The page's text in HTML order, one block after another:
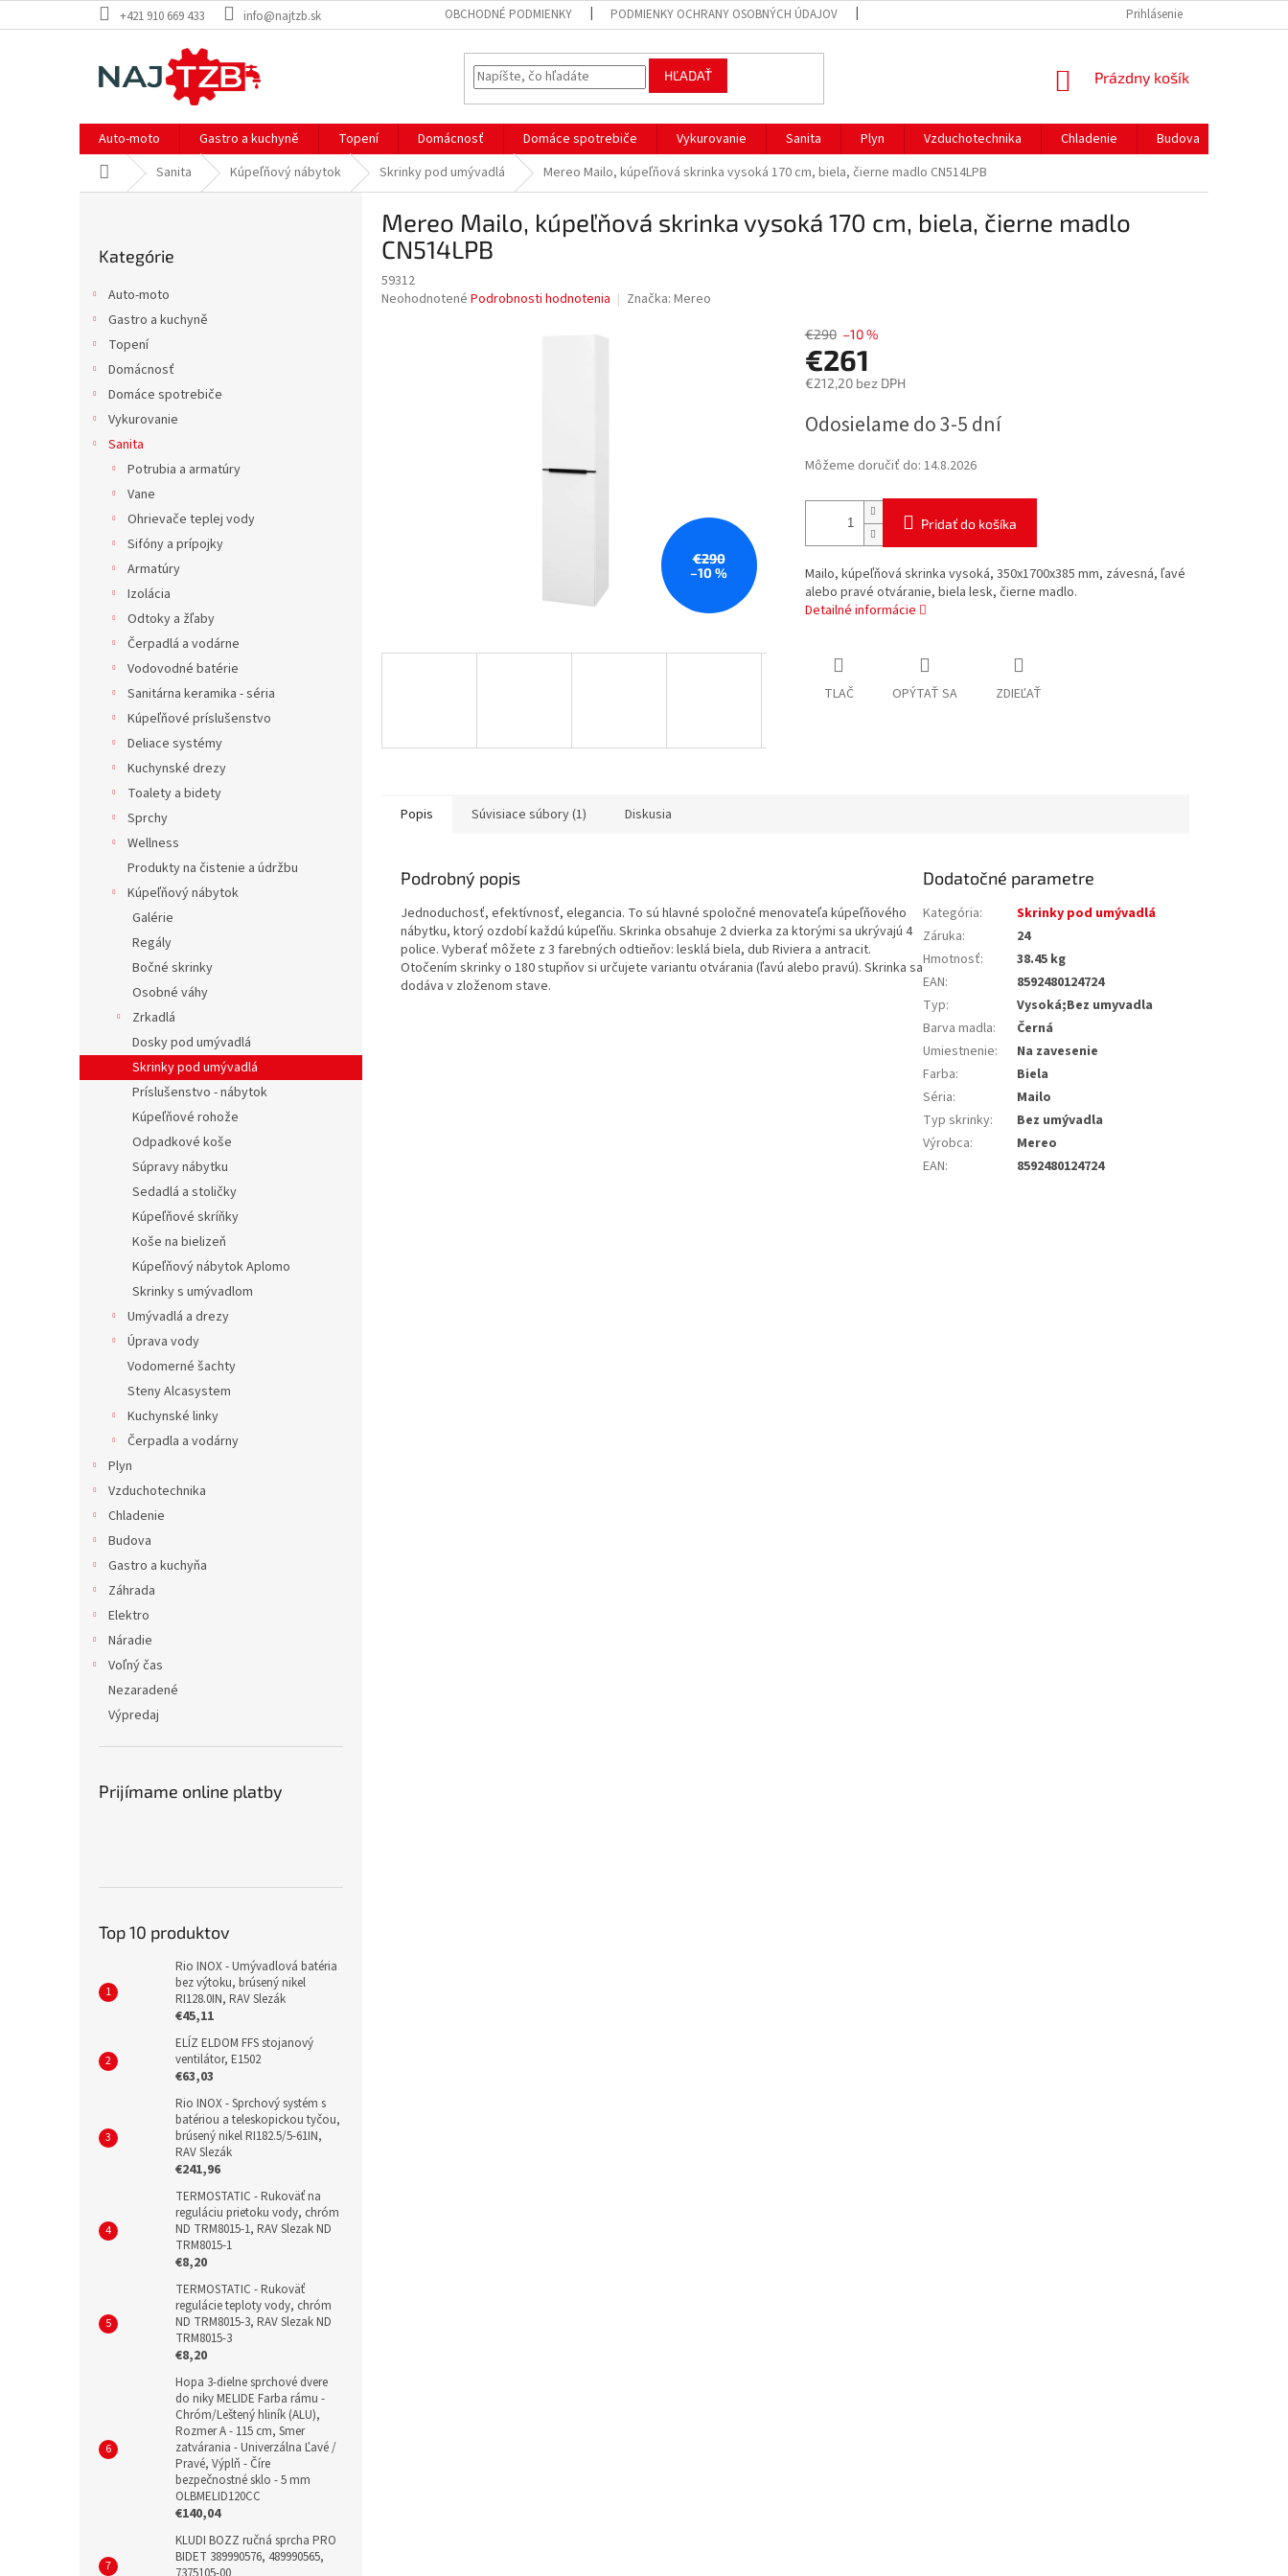
na
+421 910 669 433 info@najtzb.sk OBCHODNÉ PODMIENKY PODMIENKY OCHRANY OSOBNÝCH ÚDAJOV PREPRAVA A PLATBYPrihlásenie
HĽADAŤ
NÁKUPNÝ
Prázdny košík
Auto-moto Gastro a kuchyně Topení Domácnosť Domáce spotrebiče Vykurovanie Sanita Plyn Vzduchotechnika Chladenie Budova
DomovSanita Kúpeľňový nábytok Skrinky pod umývadlá Mereo Mailo, kúpeľňová skrinka vysoká 170 cm, biela, čierne madlo CN514LPB
kategórie
Kategórie
Auto-moto
Gastro a kuchyně
Topení
Domácnosť
Domáce spotrebiče
Vykurovanie
Sanita
Potrubia a armatúry
Vane
Ohrievače teplej vody
Sifóny a prípojky
Armatúry
Izolácia
Odtoky a žľaby
Čerpadlá a vodárne
Vodovodné batérie
Sanitárna keramika - séria
Kúpeľňové príslušenstvo
Deliace systémy
Kuchynské drezy
Toalety a bidety
Sprchy
Wellness
Produkty na čistenie a údržbu
Kúpeľňový nábytok
Galérie
Regály
Bočné skrinky
Osobné váhy
Zrkadlá
Dosky pod umývadlá
Skrinky pod umývadlá
Príslušenstvo - nábytok
Kúpeľňové rohože
Odpadkové koše
Súpravy nábytku
Sedadlá a stoličky
Kúpeľňové skríňky
Koše na bielizeň
Kúpeľňový nábytok Aplomo
Skrinky s umývadlom
Umývadlá a drezy
Úprava vody
Vodomerné šachty
Steny Alcasystem
Kuchynské linky
Čerpadla a vodárny
Plyn
Vzduchotechnika
Chladenie
Budova
Gastro a kuchyňa
Záhrada
Elektro
Náradie
Voľný čas
Nezaradené
Výpredaj
Prijímame online platby
Top 10 produktov
Rio INOX - Umývadlová batéria
bez výtoku, brúsený nikel
RI128.0IN, RAV Slezák
€45,11
ELÍZ ELDOM FFS stojanový
ventilátor, E1502
€63,03
Rio INOX - Sprchový systém s
batériou a teleskopickou tyčou,
brúsený nikel RI182.5/5-61IN,
RAV Slezák
€241,96
TERMOSTATIC - Rukoväť na
reguláciu prietoku vody, chróm
ND TRM8015-1, RAV Slezak ND
TRM8015-1
€8,20
TERMOSTATIC - Rukoväť
regulácie teploty vody, chróm
ND TRM8015-3, RAV Slezak ND
TRM8015-3
€8,20
Hopa 3-dielne sprchové dvere
do niky MELIDE Farba rámu -
Chróm/Leštený hliník (ALU),
Rozmer A - 115 cm, Smer
zatvárania - Univerzálna Ľavé /
Pravé, Výplň - Číre
bezpečnostné sklo - 5 mm
OLBMELID120CC
€140,04
KLUDI BOZZ ručná sprcha PRO
BIDET 389990576, 489990565,
Mereo Mailo, kúpeľňová skrinka vysoká 170 cm, biela, čierne madlo
CN514LPB
59312
Priemerné
Neohodnotené Podrobnosti hodnotenia Značka: Mereo
€290
–10 %
€290 –10 %
€261
€212,20 bez DPH
cena:
Odosielame do 3-5 dní
Môžeme doručiť do: 14.8.2026
Pridať do košíka
Mailo, kúpeľňová skrinka vysoká, 350x1700x385 mm, závesná, ľavé
alebo pravé otváranie, biela lesk, čierne madlo.
Detailné informácie
TLAČ OPÝTAŤ SA ZDIEĽAŤ
Popis Súvisiace súbory (1) Diskusia
Podrobný popis
Jednoduchosť, efektívnosť, elegancia. To sú hlavné spoločné menovateľa kúpeľňového
nábytku, ktorý ozdobí každú kúpeľňu. Skrinka obsahuje 2 dvierka za ktorými sa ukrývajú 4
police. Vyberať môžete z 3 farebných odtieňov: lesklá biela, dub Riviera a antracit.
Otočením skrinky o 180 stupňov si určujete variantu otvárania (ľavú alebo pravú). Skrinka sa
dodáva v zloženom stave.
Dodatočné parametre
Kategória:
Skrinky pod umývadlá
Záruka:
24
Hmotnosť:
38.45 kg
EAN:
8592480124724
Typ:
Vysoká;Bez umyvadla
Barva madla:
Černá
Umiestnenie:
Na zavesenie
Farba:
Biela
Séria:
Mailo
Typ skrinky:
Bez umývadla
Výrobca:
Mereo
EAN: 8592480124724